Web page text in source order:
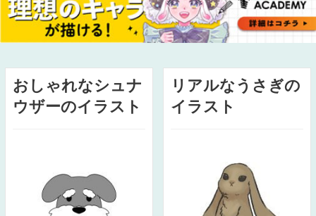
おしゃれなシュナ
ウザーのイラスト
リアルなうさぎの
イラスト